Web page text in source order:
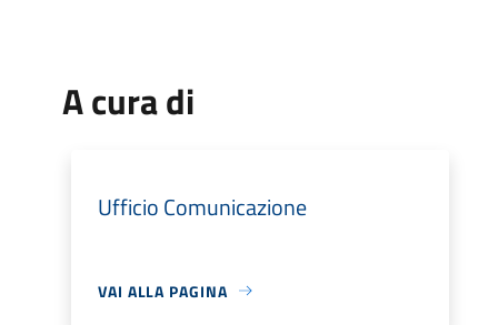
A cura di
Ufficio Comunicazione
VAI ALLA PAGINA